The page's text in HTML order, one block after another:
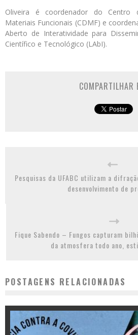
Oliveira é coordenador do Centro
Materiais Funcionais (CDMF) e
Aberto de Interatividade para
Científico e Tecnológico (LAbI).
COMPARTILHAR
Pesquisas da UFABC utilizam a
desenvolvimento de
Fique Sabendo – Fungos capturam
da atmosfera todo ano,
POSTAGENS RELACIONADAS